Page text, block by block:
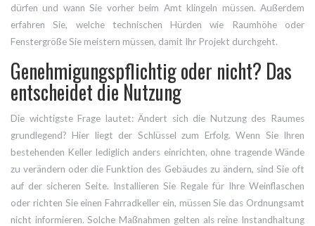
dürfen und wann Sie vorher beim Amt klingeln müssen. Außerdem
erfahren Sie, welche technischen Hürden wie Raumhöhe oder
Fenstergröße Sie meistern müssen, damit Ihr Projekt durchgeht.
Genehmigungspflichtig oder nicht? Das
entscheidet die Nutzung
Die wichtigste Frage lautet: Ändert sich die Nutzung des Raumes
grundlegend? Hier liegt der Schlüssel zum Erfolg. Wenn Sie Ihren
bestehenden Keller lediglich anders einrichten, ohne tragende Wände
zu verändern oder die Funktion des Gebäudes zu ändern, sind Sie oft
auf der sicheren Seite. Installieren Sie Regale für Ihre Weinflaschen
oder richten Sie einen Fahrradkeller ein, müssen Sie das Ordnungsamt
nicht informieren. Solche Maßnahmen gelten als reine Instandhaltung